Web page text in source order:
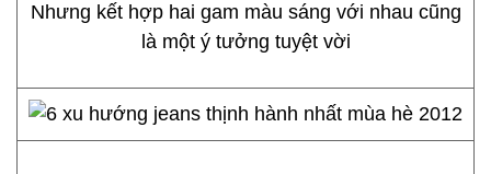
Nhưng kết hợp hai gam màu sáng với nhau cũng
là một ý tưởng tuyệt vời